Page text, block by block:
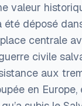
valeur
été déposé
centrale
civile
aux
en